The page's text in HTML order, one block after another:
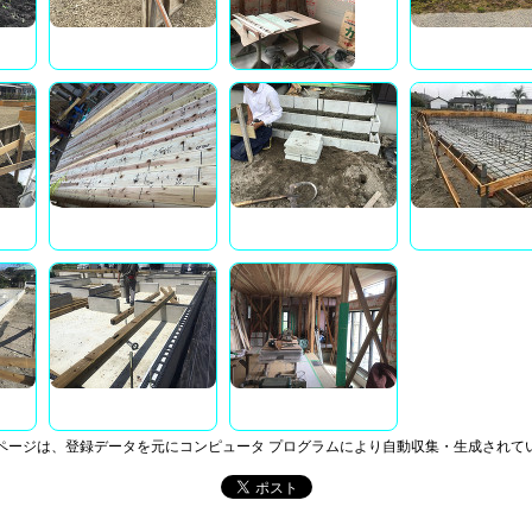
ジは、登録データを元にコンピュータ プログラムにより自動収集・生成されて